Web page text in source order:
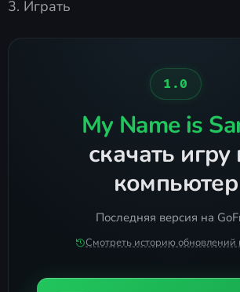
3. Играть
1.0
My Name is
скачать игру
компьютер
Последняя версия на
Смотреть историю обновлений